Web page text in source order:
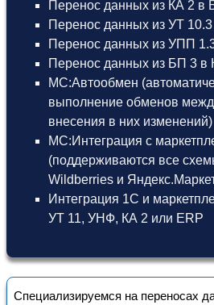
Перенос данных из КА 2 в
Перенос данных из УТ
Перенос данных из УПП
Перенос данных из БП 3 в
МС:Автообмен
выполнение обменов
внесения в них изменений)
МС:Интеграция с
(поддерживаются все
Wildberries и
Интеграция 1С и
УТ 11, УНФ, КА 2 или ERP
Специализируемся на переносах